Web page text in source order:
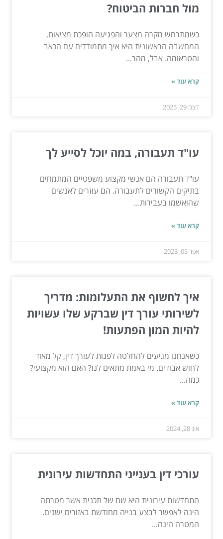
מול חברות הביטוח?
כשמתרחש מקרה מצער והפגיעה הופכת מציאות,
המחשבה הראשונית היא איך מתמודדים עם הכאב
והטראומה. אבל, מהר...
קרא עוד »
דצמ 29, 2025
עו"ד תעבורה, במה יוכל לסייע לך
עו"ד תעבורה הם אנשי מקצוע משפטיים המתמחים
בתיקים הקשורים לתעבורה. הם עוזרים לאנשים
שהואשמו בעבירות...
קרא עוד »
אפר 05, 2023
איך לחשוף את התעלומות: מדריך
לשירותי עורך דין שברקע שלו עשויות
להיות המון הפתעות!
כשאנחנו מגיעים להחלטה לפנות לעורך דין, קל מאוד
לחוש אבודים. מי באמת מתאים לנו? האם הוא מקצועי?
כמה...
קרא עוד »
אוג 28, 2024
עורכי דין בענייני התחדשות עירונית
התחדשות עירונית היא שם של תכנית אשר מטרתה
הינה לאפשר לבצע בנייה מחודשת באזורים ישנים.
המטרה הינה...